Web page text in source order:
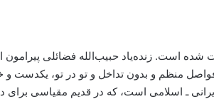
شده است. زنده‌یاد حبیب‌الله فضائلی
منظم و بدون تداخل و تو در تو، یکدست
ـ اسلامی است، که در قدیم مقیاسی برای